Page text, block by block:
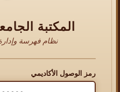
المكتبة
نظام فهرسة
رمز الوصول الأكاديمي